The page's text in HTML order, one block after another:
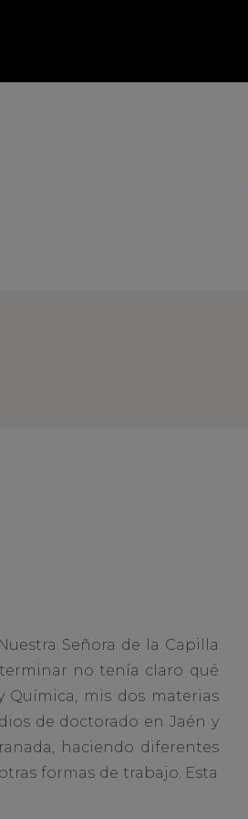
Señora de la Capilla
terminar no tenía claro qué
mis dos materias
de doctorado en Jaén y
haciendo diferentes
formas de trabajo. Esta